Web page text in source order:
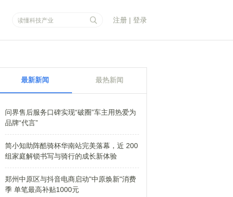
注册 | 登录
最新新闻 最热新闻
问界售后服务口碑实现“破圈”车主用热爱为
品牌“代言”
简小知助阵酷骑杯华南站完美落幕，近 200
组家庭解锁书写与骑行的成长新体验
郑州中原区与抖音电商启动"中原焕新"消费
季 单笔最高补贴1000元